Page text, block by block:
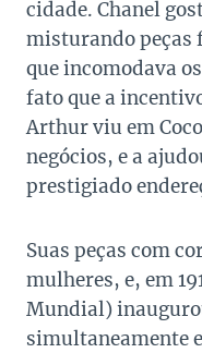
cidade. Chanel
misturando peças
que incomodava
fato que a
Arthur viu em
negócios, e a
prestigiado
Suas peças com
mulheres, e, em
Mundial)
simultaneamente